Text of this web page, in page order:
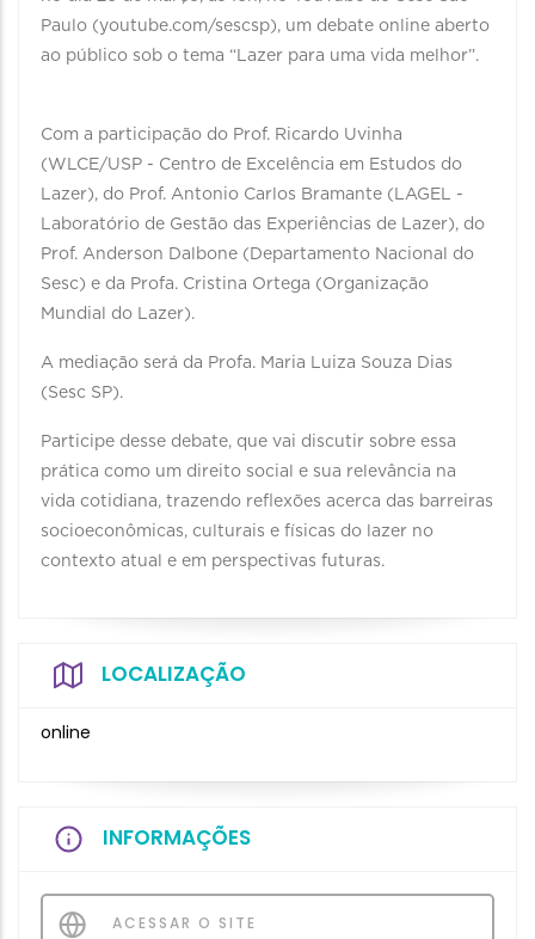
Paulo (youtube.com/sescsp), um debate online aberto
ao público sob o tema “Lazer para uma vida melhor”.
Com a participação do Prof. Ricardo Uvinha
(WLCE/USP - Centro de Excelência em Estudos do
Lazer), do Prof. Antonio Carlos Bramante (LAGEL -
Laboratório de Gestão das Experiências de Lazer), do
Prof. Anderson Dalbone (Departamento Nacional do
Sesc) e da Profa. Cristina Ortega (Organização
Mundial do Lazer).
A mediação será da Profa. Maria Luiza Souza Dias
(Sesc SP). ⠀
Participe desse debate, que vai discutir sobre essa
prática como um direito social e sua relevância na
vida cotidiana, trazendo reflexões acerca das barreiras
socioeconômicas, culturais e físicas do lazer no
contexto atual e em perspectivas futuras.
LOCALIZAÇÃO
online
INFORMAÇÕES
ACESSAR O SITE